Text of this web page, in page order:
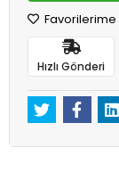
Favorilerime
Hızlı Gönderi